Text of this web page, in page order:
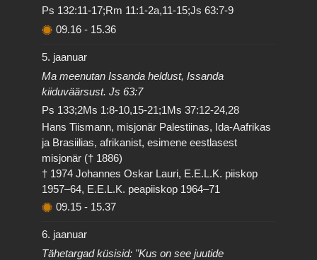
Ps 132:11-17;Rm 11:1-2a,11-15;Js 63:7-9
09.16 - 15.36
5. jaanuar
Ma meenutan Issanda heldust, Issanda
kiiduväärsust. Js 63:7
Ps 133;2Ms 1:8-10,15-21;1Ms 37:12-24,28
Hans Tiismann, misjonär Palestiinas, Ida-Aafrikas
ja Brasiilias, afrikanist, esimene eestlasest
misjonär († 1886)
† 1974 Johannes Oskar Lauri, E.E.L.K. piiskop
1957–64, E.E.L.K. peapiiskop 1964–71
09.15 - 15.37
6. jaanuar
Tähetargad küsisid: "Kus on see juutide